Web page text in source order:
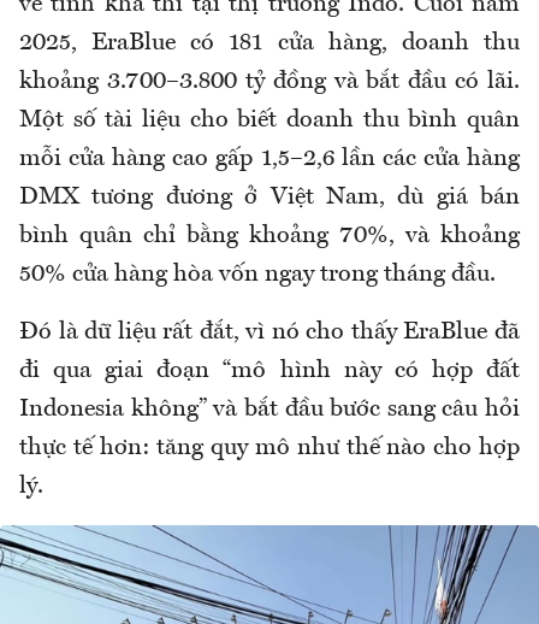
2025, EraBlue có 181 cửa hàng, doanh thu
khoảng 3.700–3.800 tỷ đồng và bắt đầu có lãi.
Một số tài liệu cho biết doanh thu bình quân
mỗi cửa hàng cao gấp 1,5–2,6 lần các cửa hàng
DMX tương đương ở Việt Nam, dù giá bán
bình quân chỉ bằng khoảng 70%, và khoảng
50% cửa hàng hòa vốn ngay trong tháng đầu.
Đó là dữ liệu rất đắt, vì nó cho thấy EraBlue đã
đi qua giai đoạn “mô hình này có hợp đất
Indonesia không” và bắt đầu bước sang câu hỏi
thực tế hơn: tăng quy mô như thế nào cho hợp
lý.